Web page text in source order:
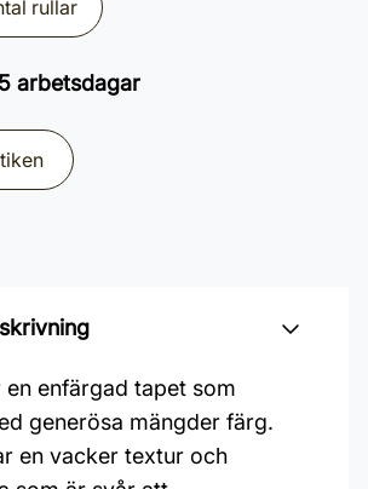
rullar
arbetsdagar
en enfärgad tapet som
generösa mängder färg.
en vacker textur och